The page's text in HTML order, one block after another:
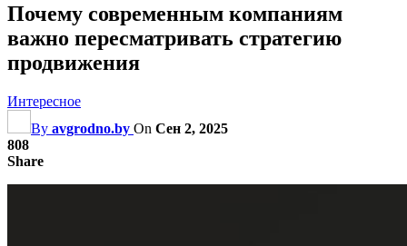
Почему современным компаниям
важно пересматривать стратегию
продвижения
Интересное
By avgrodno.by On Сен 2, 2025
808
Share